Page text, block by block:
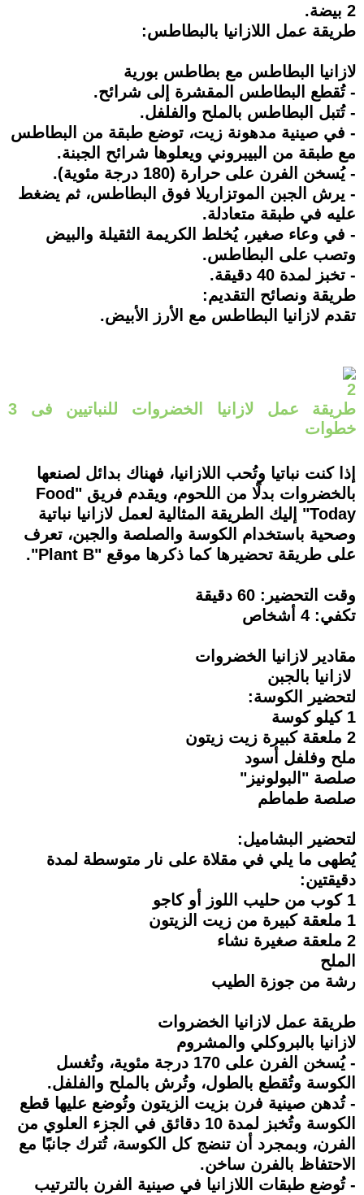
2 بيضة.
طريقة عمل اللازانيا بالبطاطس:
لازانيا البطاطس مع بطاطس بورية
- تُقطع البطاطس المقشرة إلى شرائح.
- تُتبل البطاطس بالملح والفلفل.
- في صينية مدهونة زيت، توضع طبقة من البطاطس
مع طبقة من البيبروني ويعلوها شرائح الجبنة.
- يُسخن الفرن على حرارة (180 درجة مئوية).
- يرش الجبن الموتزاريلا فوق البطاطس، ثم يضغط
عليه في طبقة متعادلة.
- في وعاء صغير، يُخلط الكريمة الثقيلة والبيض
وتصب على البطاطس.
- تخبز لمدة 40 دقيقة.
طريقة ونصائح التقديم:
تقدم لازانيا البطاطس مع الأرز الأبيض.
2
طريقة عمل لازانيا الخضروات للنباتيين فى 3
خطوات
إذا كنت نباتيا وتُحب اللازانيا، فهناك بدائل لصنعها
بالخضروات بدلًا من اللحوم، ويقدم فريق "Food
Today" إليك الطريقة المثالية لعمل لازانيا نباتية
وصحية باستخدام الكوسة والصلصة والجبن، تعرف
على طريقة تحضيرها كما ذكرها موقع "Plant B".
وقت التحضير: 60 دقيقة
تكفي: 4 أشخاص
مقادير لازانيا الخضروات
لازانيا بالجبن
لتحضير الكوسة:
1 كيلو كوسة
2 ملعقة كبيرة زيت زيتون
ملح وفلفل أسود
صلصة "البولونيز"
صلصة طماطم
لتحضير البشاميل:
يُطهى ما يلي في مقلاة على نار متوسطة لمدة
دقيقتين:
1 كوب من حليب اللوز أو كاجو
1 ملعقة كبيرة من زيت الزيتون
2 ملعقة صغيرة نشاء
الملح
رشة من جوزة الطيب
طريقة عمل لازانيا الخضروات
لازانيا بالبروكلي والمشروم
- يُسخن الفرن على 170 درجة مئوية، وتُغسل
الكوسة وتُقطع بالطول، وتُرش بالملح والفلفل.
- تُدهن صينية فرن بزيت الزيتون وتُوضع عليها قطع
الكوسة وتُخبز لمدة 10 دقائق في الجزء العلوي من
الفرن، وبمجرد أن تنضج كل الكوسة، تُترك جانبًا مع
الاحتفاظ بالفرن ساخن.
- تُوضع طبقات اللازانيا في صينية الفرن بالترتيب